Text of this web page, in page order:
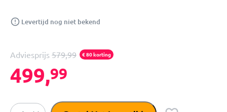
Levertijd nog niet bekend
Adviesprijs 579,99 € 80 korting
499,99